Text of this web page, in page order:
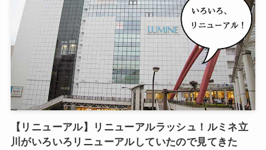
【リニューアル】リニューアルラッシュ！ルミネ立
川がいろいろリニューアルしていたので見てきた